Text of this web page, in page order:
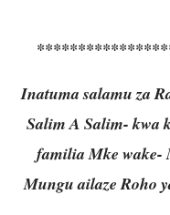
Inatuma salamu za
Salim A Salim- kwa
familia Mke wake-
Mungu ailaze Roho